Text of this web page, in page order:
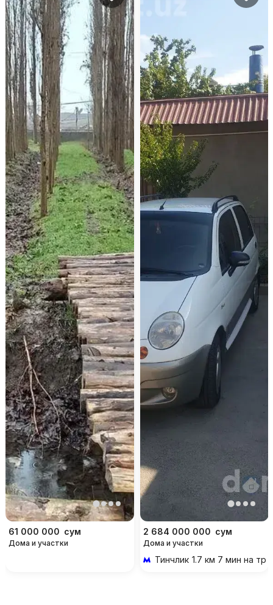
61 000 000 сум
Дома и участки
2 684 000 000 сум
Дома и участки
Тинчлик 1.7 км 7 мин на